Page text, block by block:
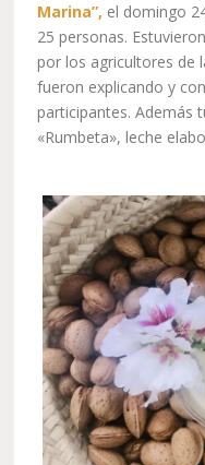
Marina”, el domingo
25 personas.
por los agricultores de
fueron explicando y
participantes. Además
«Rumbeta», leche